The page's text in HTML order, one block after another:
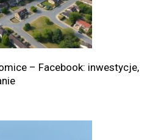
– Facebook: inwestycje,